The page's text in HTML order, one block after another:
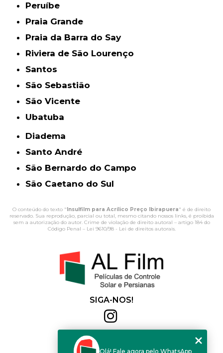
Peruíbe
Praia Grande
Praia da Barra do Say
Riviera de São Lourenço
Santos
São Sebastião
São Vicente
Ubatuba
Diadema
Santo André
São Bernardo do Campo
São Caetano do Sul
O conteúdo do texto " Insulfilm para Acrílico Preço Ibirapuera" é de direito
reservado. Sua reprodução, parcial ou total, mesmo citando nossos links, é proibida
sem a autorização do autor. Crime de violação de direito autoral – artigo 184 do
Código Penal – Lei 9610/98 - Lei de direitos autorais.
SIGA-NOS!
(11) 2564-4684
Olá! Fale agora pelo WhatsApp